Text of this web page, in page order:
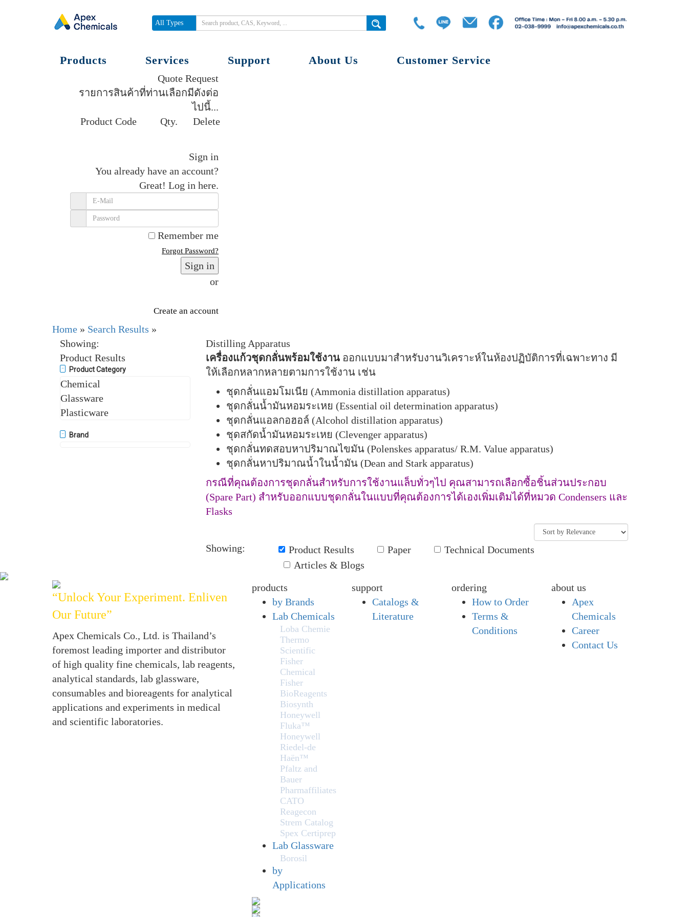
All Types
Products Services Support About Us Customer Service
Quote Request
รายการสินค้าที่ท่านเลือกมีดังต่อ
ไปนี้...
Product Code
Qty. Delete
Sign in
You already have an account?
Great! Log in here.
Remember me
Forgot Password?
Sign in
or
Create an account
Home » Search Results »
Showing:
Product Results
Product Category
Chemical
Glassware
Plasticware
Brand
Distilling Apparatus
เครื่องแก้วชุดกลั่นพร้อมใช้งาน ออกแบบมาสำหรับงานวิเคราะห์ในห้องปฏิบัติการที่เฉพาะทาง มี
ให้เลือกหลากหลายตามการใช้งาน เช่น
ชุดกลั่นแอมโมเนีย (Ammonia distillation apparatus)
ชุดกลั่นน้ำมันหอมระเหย (Essential oil determination apparatus)
ชุดกลั่นแอลกอฮอล์ (Alcohol distillation apparatus)
ชุดสกัดน้ำมันหอมระเหย (Clevenger apparatus)
ชุดกลั่นทดสอบหาปริมาณไขมัน (Polenskes apparatus/ R.M. Value apparatus)
ชุดกลั่นหาปริมาณน้ำในน้ำมัน (Dean and Stark apparatus)
กรณีที่คุณต้องการชุดกลั่นสำหรับการใช้งานแล็บทั่วๆไป คุณสามารถเลือกซื้อชิ้นส่วนประกอบ
(Spare Part) สำหรับออกแบบชุดกลั่นในแบบที่คุณต้องการได้เองเพิ่มเติมได้ที่หมวด Condensers และ
Flasks
Showing: Product Results Paper
Technical Documents
Articles & Blogs
“Unlock Your Experiment. Enliven
Our Future”
Apex Chemicals Co., Ltd. is Thailand’s
foremost leading importer and distributor
of high quality fine chemicals, lab reagents,
analytical standards, lab glassware,
consumables and bioreagents for analytical
applications and experiments in medical
and scientific laboratories.
products
by Brands
Lab Chemicals
Loba Chemie
Thermo
Scientific
Fisher
Chemical
Fisher
BioReagents
Biosynth
Honeywell
Fluka™
Honeywell
Riedel-de
Haën™
Pfaltz and
Bauer
Pharmaffiliates
CATO
Reagecon
Strem Catalog
Spex Certiprep
Lab Glassware
Borosil
by
Applications
support
Catalogs &
Literature
ordering
How to Order
Terms &
Conditions
about us
Apex
Chemicals
Career
Contact Us